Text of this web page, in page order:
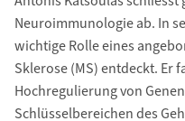
Neuroimmunologie ab. In
wichtige Rolle eines
Sklerose (MS) entdeckt. Er
Hochregulierung von
Schlüsselbereichen des